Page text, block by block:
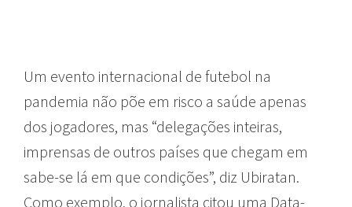
Um evento internacional de futebol na
pandemia não põe em risco a saúde apenas
dos jogadores, mas “delegações inteiras,
imprensas de outros países que chegam em
sabe-se lá em que condições”, diz Ubiratan.
Como exemplo, o jornalista citou uma Data-